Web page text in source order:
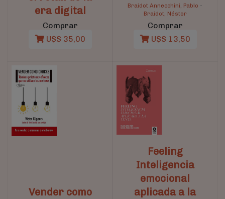
era digital
Comprar
U$S 35,00
Braidot Annecchini, Pablo -
Braidot, Néstor
Comprar
U$S 13,50
Vender como
Feeling
Inteligencia
emocional
aplicada a la